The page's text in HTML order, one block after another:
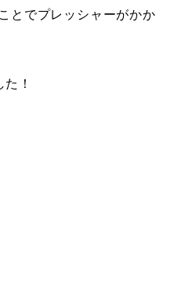
とでプレッシャーがかか
！